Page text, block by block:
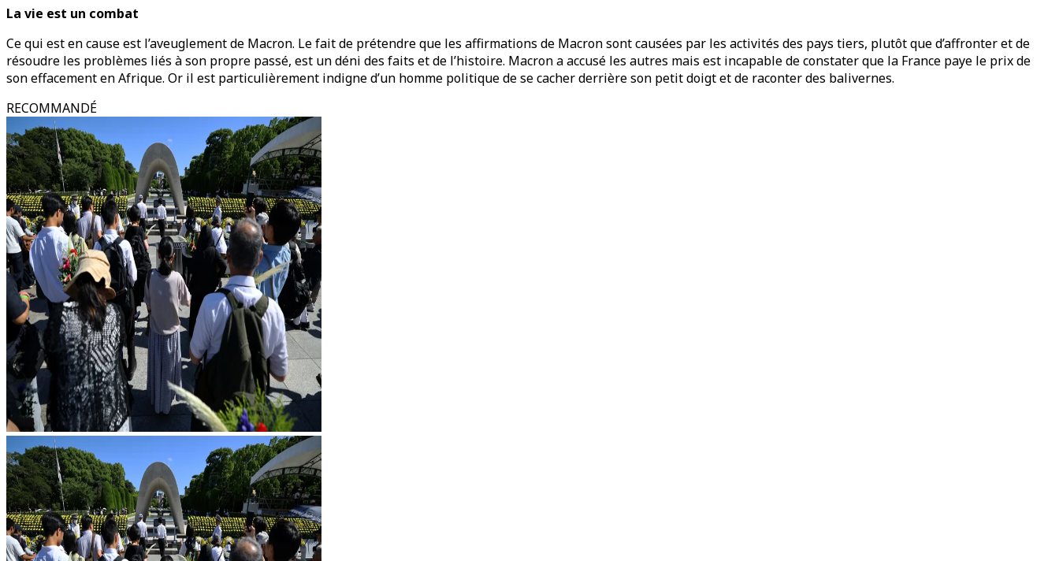
La vie est un combat
Ce qui est en cause est l’aveuglement de Macron. Le fait de prétendre que les affirmations de Macron sont causées par les activités des pays tiers, plutôt que d’affronter et de
résoudre les problèmes liés à son propre passé, est un déni des faits et de l’histoire. Macron a accusé les autres mais est incapable de constater que la France paye le prix de
son effacement en Afrique. Or il est particulièrement indigne d’un homme politique de se cacher derrière son petit doigt et de raconter des balivernes.
RECOMMANDÉ